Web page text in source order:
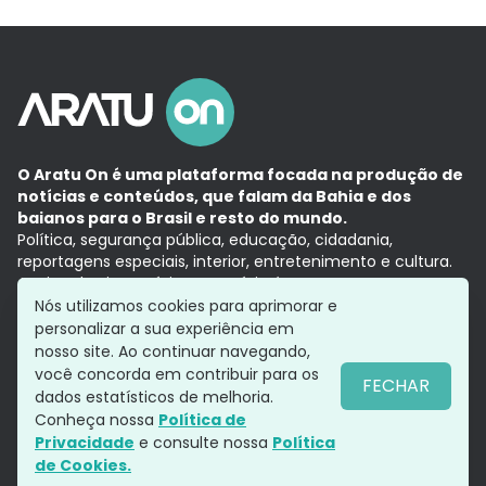
O Aratu On é uma plataforma focada na produção de
notícias e conteúdos, que falam da Bahia e dos
baianos para o Brasil e resto do mundo.
Política, segurança pública, educação, cidadania,
reportagens especiais, interior, entretenimento e cultura.
Aqui, tudo vira notícia e a notícia é no tempo presente,
com a credibilidade do Grupo Aratu.
Grupo Aratu
Política de privacidade
Siga-nos
Nós utilizamos cookies para aprimorar e
personalizar a sua experiência em
nosso site. Ao continuar navegando,
você concorda em contribuir para os
dados estatísticos de melhoria.
Conheça nossa Política de
Privacidade e consulte nossa Política
de Cookies.
FECHAR